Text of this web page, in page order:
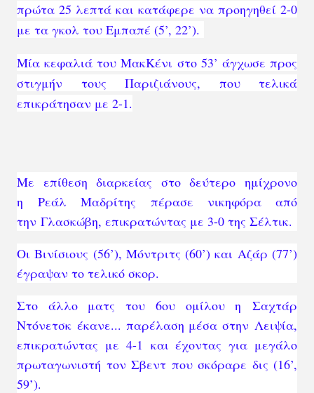
πρώτα 25 λεπτά και κατάφερε να προηγηθεί 2-0
με τα γκολ του Εμπαπέ (5’, 22’).
Μία κεφαλιά του ΜακΚένι στο 53’ άγχωσε προς
στιγμήν τους Παριζιάνους, που τελικά
επικράτησαν με 2-1.
U
n
u
e
R
e
m
i
n
i
n
- 0:00
F
u
l
l
c
r
e
e
Με επίθεση διαρκείας στο δεύτερο ημίχρονο
η Ρεάλ Μαδρίτης πέρασε νικηφόρα από
την Γλασκώβη, επικρατώντας με 3-0 της Σέλτικ.
Οι Βινίσιους (56’), Μόντριτς (60’) και Αζάρ (77’)
έγραψαν το τελικό σκορ.
Στο άλλο ματς του 6ου ομίλου η Σαχτάρ
Ντόνετσκ έκανε... παρέλαση μέσα στηνΛειψία,
επικρατώντας με 4-1 και έχοντας για μεγάλο
πρωταγωνιστή τον Σβεντ που σκόραρε δις (16’,
59’).